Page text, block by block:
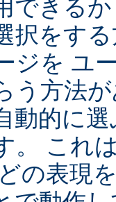
できる
択をす
ジを ユ
う方法
動的に
。 これ
の表現